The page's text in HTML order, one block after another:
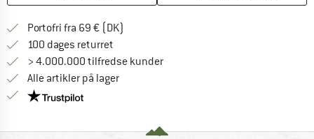
Portofri fra 69 € (DK)
100 dages returret
> 4.000.000 tilfredse kunder
Alle artikler på lager
Vi er Trustpilot-certificeret - oplysningerne får du